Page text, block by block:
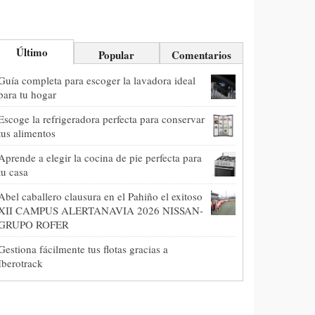
Último Popular Comentarios
completa para escoger la lavadora ideal
tu hogar
la refrigeradora perfecta para conservar
alimentos
a elegir la cocina de pie perfecta para
casa
caballero clausura en el Pahiño el exitoso
CAMPUS ALERTANAVIA 2026 NISSAN-
ROFER
fácilmente tus flotas gracias a